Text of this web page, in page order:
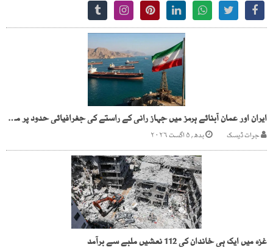
ایران اور عمان آبنائے ہرمز میں جہاز رانی کے راستے کی جغرافیائی حدود پر متفق
جرات ڈیسک بدھ, ۵ اگست ۲۰۲۶
غزہ میں ایک ہی خاندان کی 112 نعشیں ملبے سے برآمد